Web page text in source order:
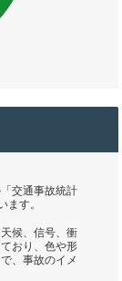
交通事故統計
す。
候、信号、衝
おり、色や形
、事故のイメ